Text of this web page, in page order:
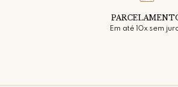
Em até 10x sem